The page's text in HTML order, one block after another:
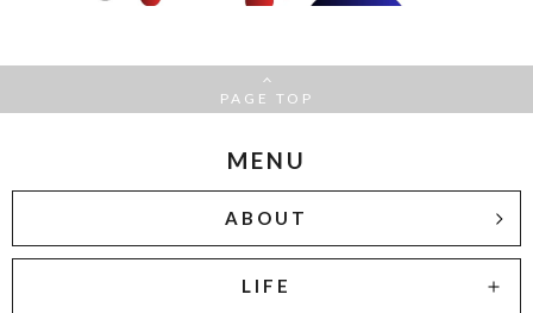
PAGE TOP
MENU
ABOUT
LIFE